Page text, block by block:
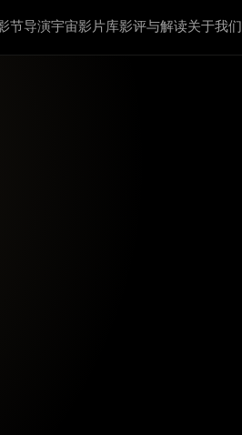
节导演宇宙影片库影评与解读关于我们